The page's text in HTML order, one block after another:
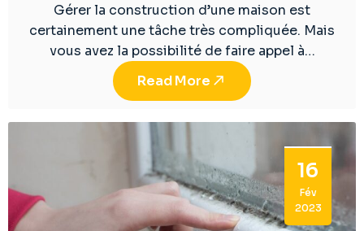
Gérer la construction d’une maison est
certainement une tâche très compliquée. Mais
vous avez la possibilité de faire appel à…
Read More
16
Fév
2023